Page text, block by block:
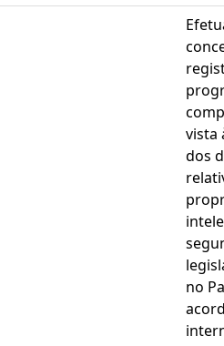
vista
dos
no